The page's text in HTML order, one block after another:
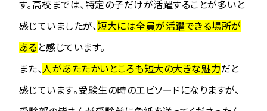
す。高校までは、特定の子だけが活躍することが多いと
感じていましたが、短大には全員が活躍できる場所が
ある と感じています。
また、人があたたかいところも短大の大きな魅力だと
感じています。受験生の時のエピソードになりますが、